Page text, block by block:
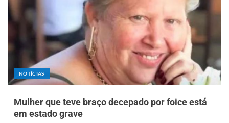
NOTÍCIAS
Mulher que teve braço decepado por foice está
em estado grave